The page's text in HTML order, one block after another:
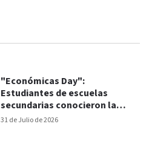
31 de Julio de 2026
"Económicas Day":
Estudiantes de escuelas
secundarias conocieron la
oferta académica de la FCE